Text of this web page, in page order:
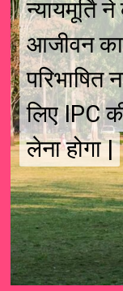
न्यायमूर्ति
आजीवन
परिभाषित
लिए IPC
लेना होगा |
न्यायमूर्ति
आजीवन
परिभाषित
लिए IPC
लेना होगा |